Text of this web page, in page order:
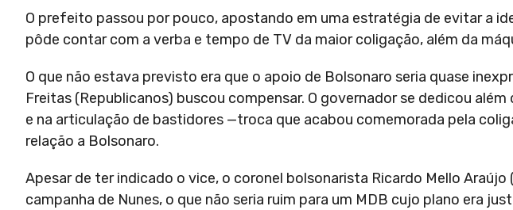
O prefeito passou por pouco, apostando em uma estratégia de evitar a
pôde contar com a verba e tempo de TV da maior coligação, além da
O que não estava previsto era que o apoio de Bolsonaro seria quase
Freitas (Republicanos) buscou compensar. O governador se dedicou
e na articulação de bastidores —troca que acabou comemorada pela
relação a Bolsonaro.
Apesar de ter indicado o vice, o coronel bolsonarista Ricardo Mello Araújo
campanha de Nunes, o que não seria ruim para um MDB cujo plano era